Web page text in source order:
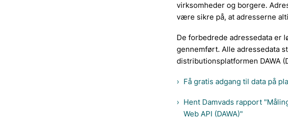
virksomheder og borgere.
være sikre på, at adresserne
De forbedrede adressedata er
gennemført. Alle adressedata
distributionsplatformen DAWA
Få gratis adgang til data på
Hent Damvads rapport
Web API (DAWA)"